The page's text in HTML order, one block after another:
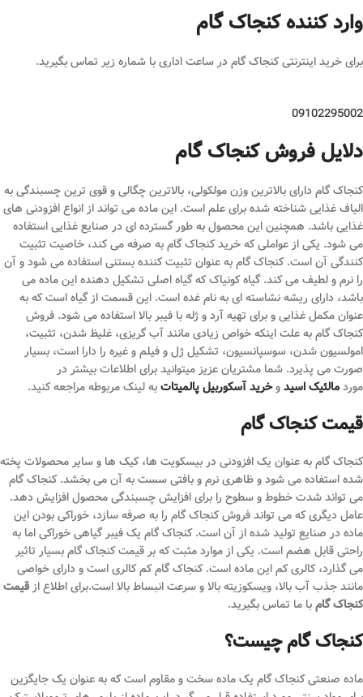
وارد کننده کنجاک گام
برای خرید اینترنتی کنجاک گام در ساعت اداری با شماره زیر تماس بگیرید.
09102295002
دلایل فروش کنجاک گام
کنجاک گام دارای بالاترین وزن مولکولی، بالاترین چگالی و قوی ترین چسبندگی به
الیاف غذایی شناخته شده برای علم است. این ماده می تواند از انواع افزودنی های
غذایی باشد. همچنین این محصول به طور گسترده ای در صنایع غذایی استفاده
می شود. یکی از عواملی که خرید کنجاک گام به صرفه می کند، خاصیت تثبیت
کنندگی آن است. کنجاک گام به عنوان تثبیت کننده بستنی استفاده می شود و آن
را نرم و لطیف می کند. گیاه کونیاک که گیاه اصلی تشکیل دهنده این ماده می
باشد، دارای ریشه نشاسته ای به نام غده است. این قسمت از گیاه است که به
عنوان مکمل غذایی و برای تهیه آرد و ژله با فیبر بالا استفاده می شود. فروش
کنجاک گام به علت اینکه خواص زیادی مانند آب گریزی، غلیظ شدن، تثبیت،
امولسیون شدن، سوسپانسیون، تشکیل ژل و فیلم و غیره را دارا است، بسیار
صورت می پذیرد. شما مشتریان عزیز میتوانید برای اطلاعات بیشتر در
موردمالئیک اسیدوخرید آسکوربیل پالمیتاتبه لینک مربوطه مراجعه کنید.
قیمت کنجاک گام
کنجاک گام به عنوان یک افزودنی در بیسکویت ها، کیک ها و سایر محصولات پخته
شده استفاده می شود و ظاهری نرم و بافتی سست به آن می بخشد. کنجاک گام
می تواند شدت خطوط و سطوح را برای افزایش چسبندگی محصول افزایش دهد.
عامل دیگری که می تواند فروش کنجاک گام را به صرفه سازد، خوراکی بودن این
ماده در صنایع تولید شده از آن است. کنجاک گام یک فیبر گیاهی خوراکی اما به
راحتی قابل هضم است. یکی از موارد مثبت که بر قیمت کنجاک گام بسیار تاثیر
می گذارد، کالری کم این ماده است. کنجاک گام کم کالری است و دارای خواصی
مانند جذب آب بالا، ویسکوزیته بالا و سرعت انبساط بالا است.برای اطلاع ازقیمت
کنجاک گامبا ما تماس بگیرید.
کنجاک گام چیست؟
ماده صنعتی کنجاک گام یک ماده سخت و مقاوم است که به عنوان یک جایگزین